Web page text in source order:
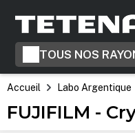
Passer à la
TOUS NOS
Accueil Labo Argentique
FUJIFILM -